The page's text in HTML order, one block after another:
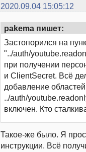
2020.09.04 15:05:12
pakema пишет:
Застопорился на
"../auth/
при получении
и ClientSecret. Всё
добавление
../auth/
включен. Кто
Такое-же было. Я
инструкции. Всё